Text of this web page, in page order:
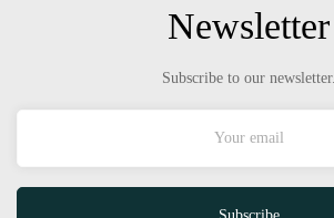
Newsletter
Subscribe to our newsletter.